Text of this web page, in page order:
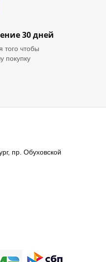
30 дней
того чтобы
покупку
пр. Обуховской